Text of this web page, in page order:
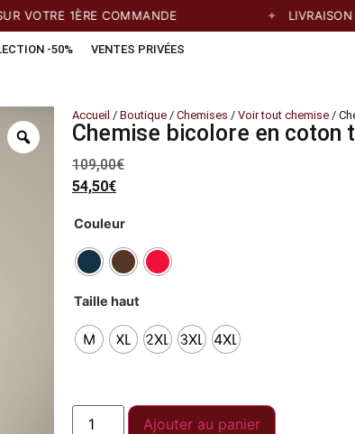
1ÈRE COMMANDE LIVRAISON
-50% VENTES PRIVÉES
Accueil / Boutique / Chemises / Voir tout chemise /
Chemise bicolore en coton
109,00€
54,50€
Couleur
Taille haut
M XL 2XL 3XL 4XL
Ajouter au panier